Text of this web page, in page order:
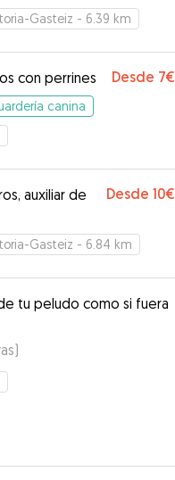
Gasteiz - 6.39 km
con perrines Desde 7€
canina
auxiliar de
Desde 10€
Gasteiz - 6.84 km
tu peludo como si fuera
)